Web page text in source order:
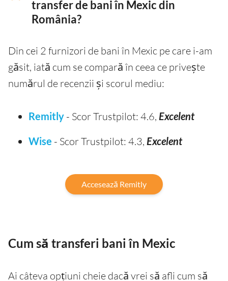
transfer de bani în Mexic din
România?
Din cei 2 furnizori de bani în Mexic pe care i-am
găsit, iată cum se compară în ceea ce privește
numărul de recenzii și scorul mediu:
Remitly - Scor Trustpilot: 4.6, Excelent
Wise - Scor Trustpilot: 4.3, Excelent
Accesează Remitly
Cum să transferi bani în Mexic
Ai câteva opțiuni cheie dacă vrei să afli cum să